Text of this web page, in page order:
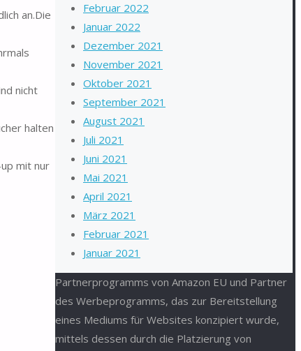
an.Die
nicht
halten
mit nur
Februar 2022
Januar 2022
Dezember 2021
November 2021
Oktober 2021
September 2021
August 2021
Juli 2021
Juni 2021
Mai 2021
April 2021
März 2021
Februar 2021
Januar 2021
Partnerprogramms von Amazon EU und Partner
des Werbeprogramms, das zur Bereitstellung
eines Mediums für Websites konzipiert wurde,
mittels dessen durch die Platzierung von